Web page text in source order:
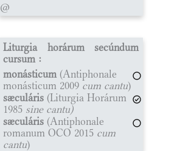
@
Liturgia horárum secúndum
cursum :
monásticum (Antiphonale
monásticum 2009 cum cantu)
sæculáris (Liturgia Horárum
1985 sine cantu)
sæculáris (Antiphonale
romanum OCO 2015 cum
cantu)